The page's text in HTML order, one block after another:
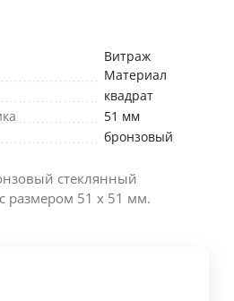
Витраж
Материал
квадрат
51 мм
бронзовый
стеклянный
размером 51 х 51 мм.